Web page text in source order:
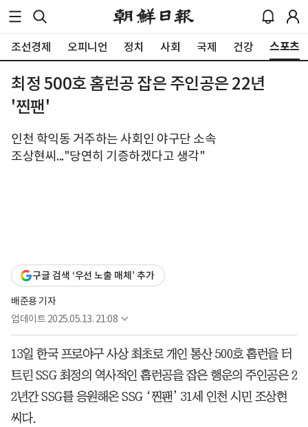
조선경제 오피니언 정치 사회 국제 건강 스포츠
최정 500호 홈런공 잡은 주인공은 22년
'찐팬'
인천 학익동 거주하는 사회인 야구단 소속
조상현씨..."당연히 기증하겠다고 생각"
구글 검색 ‘우선 노출 매체’ 추가
배준용 기자
업데이트 2025.05.13. 21:08
13일 한국 프로야구 사상 최초로 개인 통산 500호 홈런을 터
트린 SSG 최정의 역사적인 홈런공을 잡은 행운의 주인공은 2
2년간 SSG를 응원해온 SSG ‘찐팬’ 31세 인천 시민 조상현
씨다.